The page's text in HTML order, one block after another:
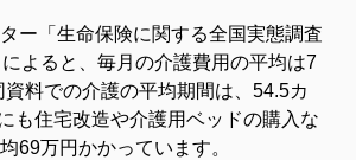
ー「生命保険に関する全国実態調査
によると、毎月の介護費用の平均は7
資料での介護の平均期間は、54.5カ
も住宅改造や介護用ベッドの購入な
69万円かかっています。